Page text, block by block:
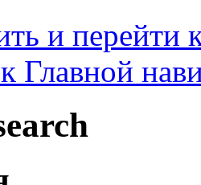
и перейти
Главной